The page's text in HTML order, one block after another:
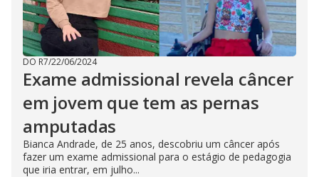
DO R7/22/06/2024
Exame admissional revela câncer
em jovem que tem as pernas
amputadas
Bianca Andrade, de 25 anos, descobriu um câncer após
fazer um exame admissional para o estágio de pedagogia
que iria entrar, em julho...